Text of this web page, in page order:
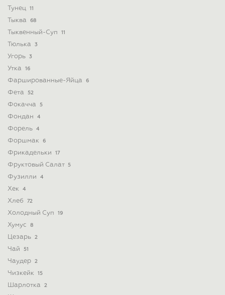
Тунец 11
Тыква 68
Тыквенный-Суп 11
Тюлька 3
Угорь 3
Утка 16
Фаршированные-Яйца 6
Фета 52
Фокачча 5
Фондан 4
Форель 4
Форшмак 6
Фрикадельки 17
Фруктовый Салат 5
Фузилли 4
Хек 4
Хлеб 72
Холодный Суп 19
Хумус 8
Цезарь 2
Чай 51
Чаудер 2
Чизкейк 15
Шарлотка 2